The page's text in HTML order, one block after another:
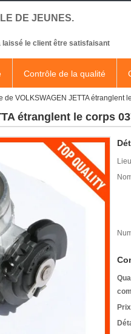
DE JEUNES.
laissé le client être satisfaisant
Contrôle de la qualité
de VOLKSWAGEN JETTA étranglent
étranglent le corps